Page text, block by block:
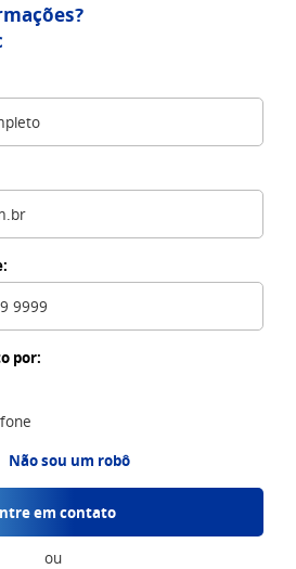
por:
Não sou um robô
em contato
ou